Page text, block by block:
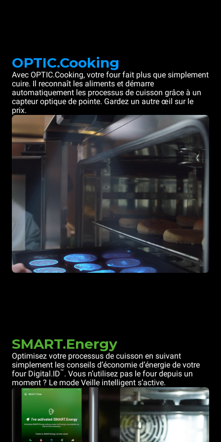
OPTIC.Cooking
Avec OPTIC.Cooking, votre four fait plus que simplement
cuire. Il reconnaît les aliments et démarre
automatiquement les processus de cuisson grâce à un
capteur optique de pointe. Gardez un autre œil sur le
prix.
SMART.Energy
Optimisez votre processus de cuisson en suivant
simplement les conseils d’économie d’énergie de votre
four Digital.ID™. Vous n’utilisez pas le four depuis un
moment ? Le mode Veille intelligent s’active.